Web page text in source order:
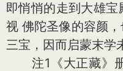
即悄悄的走到大雄
视 佛陀圣像的容颜
三宝，因而启蒙末学
注1《大正藏》册